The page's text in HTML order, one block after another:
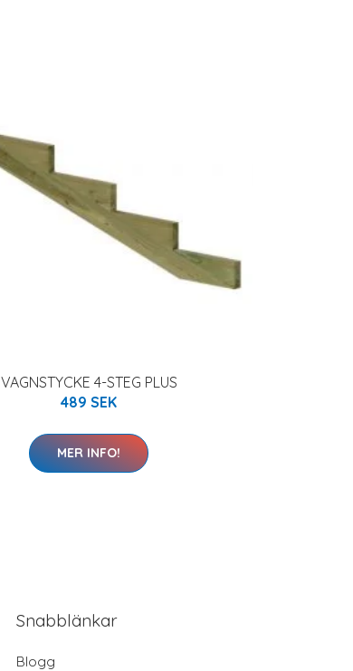
VAGNSTYCKE 4-STEG PLUS
489 SEK
MER INFO!
Snabblänkar
Blogg